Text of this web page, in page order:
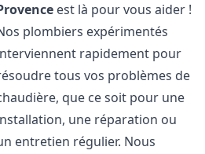
est là pour vous aider !
plombiers expérimentés
rapidement pour
tous vos problèmes de
que ce soit pour une
une réparation ou
entretien régulier. Nous